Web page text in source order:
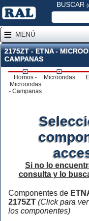
BUSCAR
MENÚ
2175ZT - ETNA -
CAMPANAS
Hornos -
Microondas
- Campanas
Microondas
Si no lo
consulta y lo
Componentes de
2175ZT (Click para
los componentes)